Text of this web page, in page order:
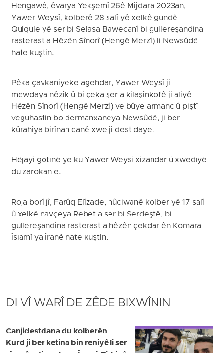
Hengawê, êvarya Yekşemî 26ê Mijdara 2023an,
Yawer Weysî, kolberê 28 salî yê xelkê gundê
Qulqule yê ser bi Selasa Bawecanî bi gullereşandina
rasterast a Hêzên Sînorî (Hengê Merzî) li Newsûdê
hate kuştin.
Pêka çavkaniyeke agehdar, Yawer Weysî ji
mewdaya nêzîk û bi çeka şer a kilaşînkofê ji aliyê
Hêzên Sînorî (Hengê Merzî) ve bûye armanc û piştî
veguhastin bo dermanxaneya Newsûdê, ji ber
kûrahiya birînan canê xwe ji dest daye.
Hêjayî gotinê ye ku Yawer Weysî xîzandar û xwediyê
du zarokan e.
Roja borî jî, Farûq Elîzade, nûciwanê kolber yê 17 salî
û xelkê navçeya Rebet a ser bi Serdeştê, bi
gullereşandina rasterast a hêzên çekdar ên Komara
Îslamî ya Îranê hate kuştin.
DI VÎ WARÎ DE ZÊDE BIXWÎNIN
Canjidestdana du kolberên
Kurd ji ber ketina bin reniyê li ser